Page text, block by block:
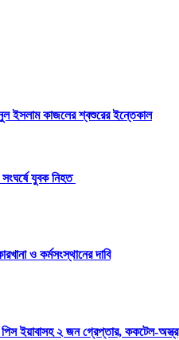
ইসলাম কাজলের শ্বশুরের ইন্তেকাল
যুবক নিহত
ও কর্মসংস্থানের দাবি
পিস ইয়াবাসহ ২ জন গ্রেপ্তার, ককটেল-অস্ত্র